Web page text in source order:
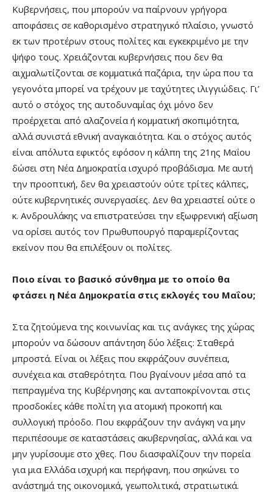
Κυβερνήσεις, που μπορούν να παίρνουν γρήγορα
αποφάσεις σε καθορισμένο στρατηγικό πλαίσιο, γνωστό
εκ των προτέρων στους πολίτες και εγκεκριμένο με την
ψήφο τους. Χρειάζονται κυβερνήσεις που δεν θα
αιχμαλωτίζονται σε κομματικά παζάρια, την ώρα που τα
γεγονότα μπορεί να τρέχουν με ταχύτητες ιλιγγιώδεις. Γι’
αυτό ο στόχος της αυτοδυναμίας όχι μόνο δεν
προέρχεται από αλαζονεία ή κομματική σκοπιμότητα,
αλλά συνιστά εθνική αναγκαιότητα. Και ο στόχος αυτός
είναι απόλυτα εφικτός εφόσον η κάλπη της 21ης Μαΐου
δώσει στη Νέα Δημοκρατία ισχυρό προβάδισμα. Με αυτή
την προοπτική, δεν θα χρειαστούν ούτε τρίτες κάλπες,
ούτε κυβερνητικές συνεργασίες. Δεν θα χρειαστεί ούτε ο
κ. Ανδρουλάκης να επιστρατεύσει την εξωφρενική αξίωση
να ορίσει αυτός τον Πρωθυπουργό παραμερίζοντας
εκείνον που θα επιλέξουν οι πολίτες.
Ποιο είναι το βασικό σύνθημα με το οποίο θα
φτάσει η Νέα Δημοκρατία στις εκλογές του Μαΐου;
Στα ζητούμενα της κοινωνίας και τις ανάγκες της χώρας
μπορούν να δώσουν απάντηση δύο λέξεις: Σταθερά
μπροστά. Είναι οι λέξεις που εκφράζουν συνέπεια,
συνέχεια και σταθερότητα. Που βγαίνουν μέσα από τα
πεπραγμένα της Κυβέρνησης και ανταποκρίνονται στις
προσδοκίες κάθε πολίτη για ατομική προκοπή και
συλλογική πρόοδο. Που εκφράζουν την ανάγκη να μην
περιπέσουμε σε καταστάσεις ακυβερνησίας, αλλά και να
μην γυρίσουμε στο χθες. Που διασφαλίζουν την πορεία
για μια Ελλάδα ισχυρή και περήφανη, που σηκώνει το
ανάστημά της οικονομικά, γεωπολιτικά, στρατιωτικά.